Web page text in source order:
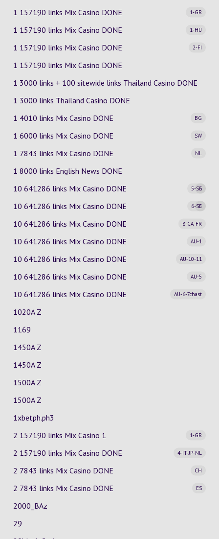
1 157190 links Mix Casino
1-GR
DONE
1 157190 links Mix Casino
1-HU
DONE
1 157190 links Mix Casino
2-FI
DONE
1 157190 links Mix Casino DONE
1 3000 links + 100 sitewide links Thailand Casino DONE
1 3000 links Thailand Casino DONE
1 4010 links Mix Casino
BG
DONE
1 6000 links Mix Casino
SW
DONE
1 7843 links Mix Casino
NL
DONE
1 8000 links English News DONE
10 641286 links Mix Casino
5-SE
6
DONE
10 641286 links Mix Casino
6-SE
5
DONE
10 641286 links Mix Casino
8-CA-FR
DONE
10 641286 links Mix Casino
AU-1
DONE
10 641286 links Mix Casino
AU-10-11
DONE
10 641286 links Mix Casino
AU-5
DONE
10 641286 links Mix Casino
AU-6-7chast
DONE
1020A Z
1169
1450A Z
1450A Z
1500A Z
1500A Z
1xbetph.ph3
2 157190 links Mix Casino
1-GR
1
2 157190 links Mix Casino
4-IT-JP-NL
DONE
2 7843 links Mix Casino
CH
DONE
2 7843 links Mix Casino
ES
DONE
2000_BAz
29